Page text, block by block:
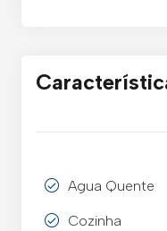
Agua Quente
Cozinha